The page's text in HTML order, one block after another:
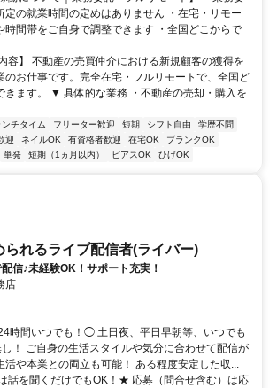
定の就業時間の定めはありません ・在宅・リモー
時間帯をご自身で調整できます ・全国どこからで
容】 不動産の売買仲介における新規顧客の獲得を
のお仕事です。完全在宅・フルリモートで、全国ど
きます。 ▼ 具体的な業務 ・不動産の売却・購入を
ンチタイム フリーター歓迎 短期 シフト自由
学歴不問
迎 ネイルOK 有資格者歓迎 在宅OK
ブランクOK
単発 短期（1ヵ月以内） ピアスOK ひげOK
られるライブ配信者(ライバー)
信♪未経験OK！サポート充実！
店
時間いつでも！◯ 土日夜、平日早朝等、いつでも
！ ご自身の生活スタイルや気分に合わせて配信が
や本業との両立も可能！ ある程度安定した収...
話を聞くだけでもOK！★ 応募（問合せ含む）は応